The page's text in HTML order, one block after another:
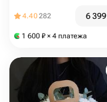
4.40282 6 399
1 600 ₽ × 4 платежа